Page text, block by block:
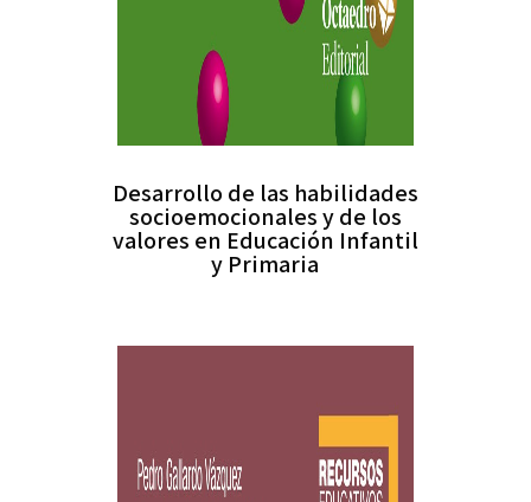
Desarrollo de las habilidades
socioemocionales y de los
valores en Educación Infantil
y Primaria